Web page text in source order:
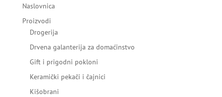
Naslovnica
Proizvodi
Drogerija
Drvena galanterija za domaćinstvo
Gift i prigodni pokloni
Keramički pekači i čajnici
Kišobrani